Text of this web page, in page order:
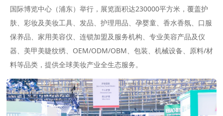
国际博览中心（浦东）举行，展览面积达230000平方米，覆盖护
肤、彩妆及美妆工具、发品、护理用品、孕婴童、香水香氛、口服
保养品、家用美容仪、连锁加盟及服务机构、专业美容产品及仪
器、美甲美睫纹绣、OEM/ODM/OBM、包装、机械设备、原料/材
料等品类，提供全球美妆产业全生态服务。